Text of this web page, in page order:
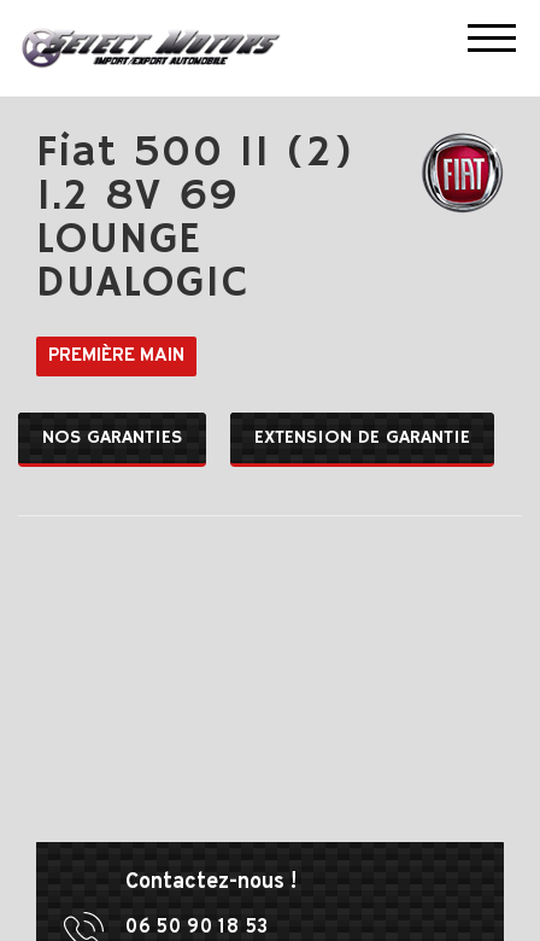
ACCUEIL
NOS OCCASIONS
FIAT 500 II (2) 1.2 8V 69 LOUNGE DUALOGIC
Fiat 500 II (2)
1.2 8V 69
LOUNGE
DUALOGIC
PREMIÈRE MAIN
NOS GARANTIES EXTENSION DE GARANTIE
Contactez-nous !
06 50 90 18 53